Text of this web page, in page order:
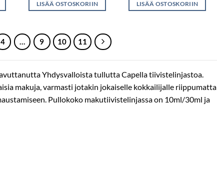
LISÄÄ OSTOSKORIIN LISÄÄ OSTOSKORIIN
4 … 9 10 11
Yhdysvalloista tullutta Capella tiivistelinjastoa.
makuja, varmasti jotakin jokaiselle kokkailijalle riippumatta
Pullokoko makutiivistelinjassa on 10ml/30ml ja